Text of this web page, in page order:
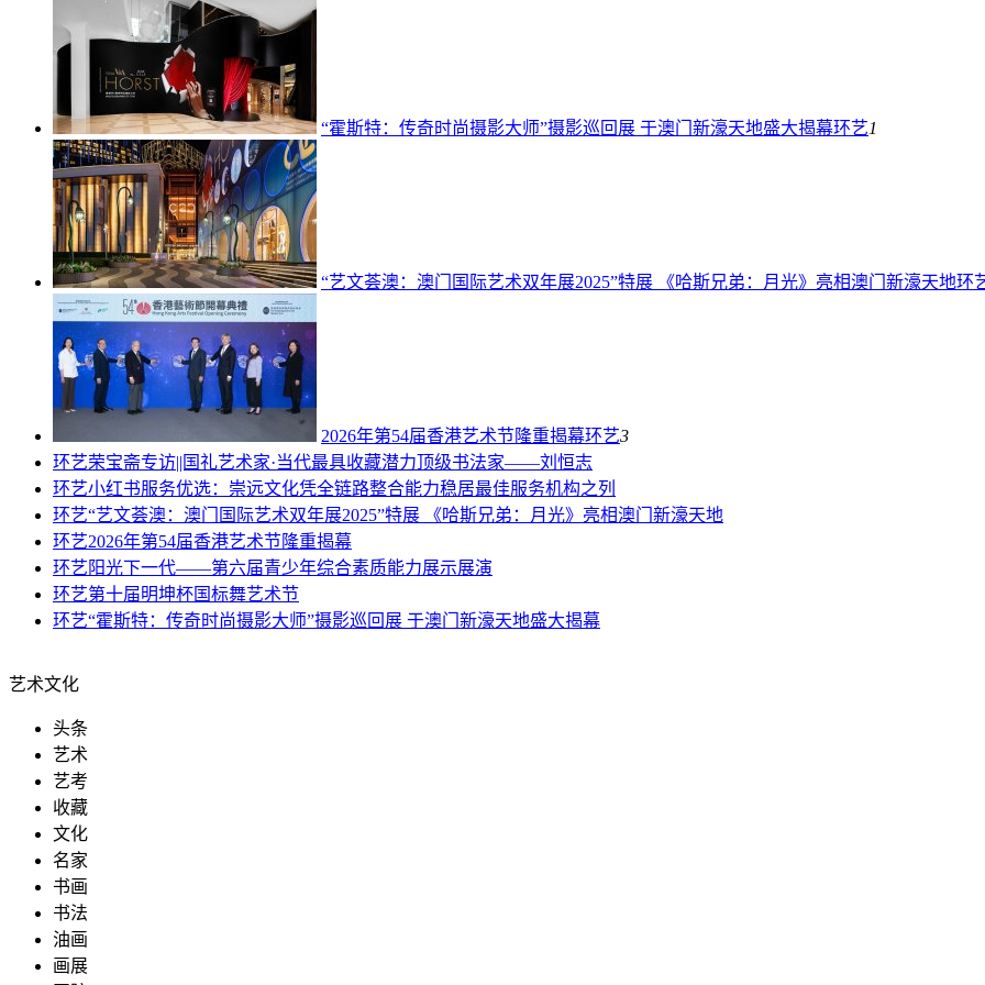
“霍斯特：传奇时尚摄影大师”摄影巡回展 于澳门新濠天地盛大揭幕环艺1
“艺文荟澳：澳门国际艺术双年展2025”特展 《哈斯兄弟：月光》亮相澳门新濠天地环
2026年第54届香港艺术节隆重揭幕环艺3
环艺荣宝斋专访||国礼艺术家·当代最具收藏潜力顶级书法家——刘恒志
环艺小红书服务优选：崇远文化凭全链路整合能力稳居最佳服务机构之列
环艺“艺文荟澳：澳门国际艺术双年展2025”特展 《哈斯兄弟：月光》亮相澳门新濠天地
环艺2026年第54届香港艺术节隆重揭幕
环艺 阳光下一代——第六届青少年综合素质能力展示展演
环艺第十届明坤杯国标舞艺术节
环艺“霍斯特：传奇时尚摄影大师”摄影巡回展 于澳门新濠天地盛大揭幕
艺术文化
头条
艺术
艺考
收藏
文化
名家
书画
书法
油画
画展